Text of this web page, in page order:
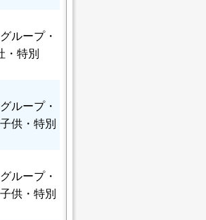
グループ・
・特別
グループ・
供・特別
グループ・
供・特別